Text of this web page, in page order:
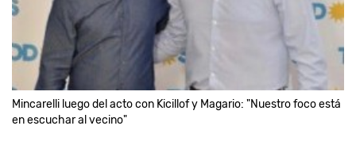
Mincarelli luego del acto con Kicillof y Magario: "Nuestro foco está
en escuchar al vecino"